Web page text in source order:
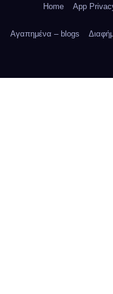
Home App
Αγαπημένα – blogs